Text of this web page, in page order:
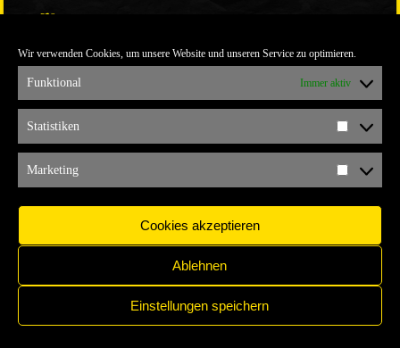
Wir verwenden Cookies, um unsere Website und unseren Service zu optimieren.
Funktional Immer aktiv
Statistiken
Marketing
Cookies akzeptieren
Ablehnen
Einstellungen speichern
ULTRABLOG DER YELLOW CONNECTION
ALEMANNIA VERKAUFT MAN NICHT
ARCHIV
ARCHIV
IMPRESSUM
COPYRIGHT © 2017 YELLOW CONNECTION